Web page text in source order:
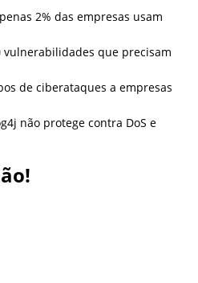
2% das empresas usam
vulnerabilidades que precisam
de ciberataques a empresas
não protege contra DoS e